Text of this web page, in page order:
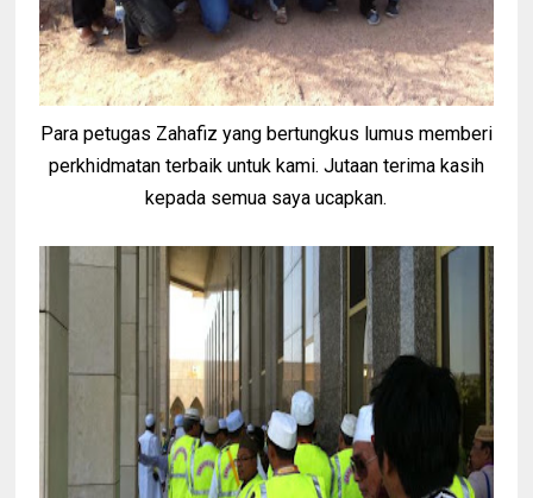
Para petugas Zahafiz yang bertungkus lumus memberi
perkhidmatan terbaik untuk kami. Jutaan terima kasih
kepada semua saya ucapkan.